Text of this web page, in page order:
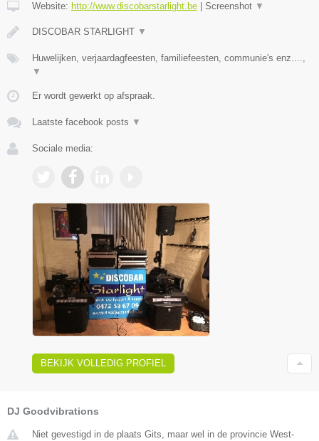
Website: http://www.discobarstarlight.be Screenshot ▼
DISCOBAR STARLIGHT ▼
Huwelijken, verjaardagfeesten, familiefeesten, communie's enz....,
▼
Er wordt gewerkt op afspraak.
Laatste facebook posts ▼
Sociale media:
BEKIJK VOLLEDIG PROFIEL
DJ Goodvibrations
Niet gevestigd in de plaats Gits, maar wel in de provincie West-